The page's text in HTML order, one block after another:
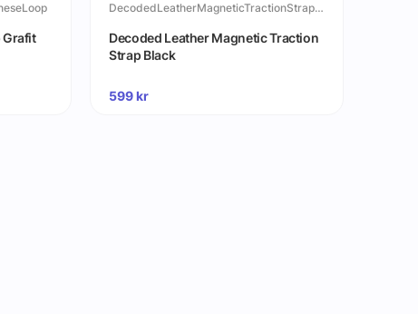
Grafit
DecodedLeatherMagneticTractionStrapBlack
Decoded Leather Magnetic Traction
Strap Black
599kr